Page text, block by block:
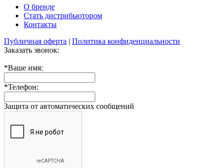
О бренде
Стать дистрибьютором
Контакты
Публичная оферта | Политика конфиденциальности
Заказать звонок:
*Ваше имя:
*Телефон:
Защита от автоматических сообщений